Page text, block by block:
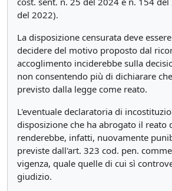
del 2022).
La disposizione censurata deve
decidere del motivo proposto dal
accoglimento inciderebbe sulla
non consentendo più di dichiarare
previsto dalla legge come reato.
L'eventuale declaratoria di
disposizione che ha abrogato il reato
renderebbe, infatti, nuovamente
previste dall'art. 323 cod. pen.
vigenza, quale quelle di cui sì
giudizio.